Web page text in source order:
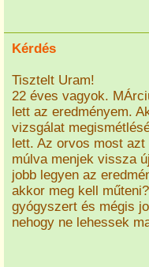
Kérdés
Tisztelt Uram!
22 éves vagyok.
lett az eredményem.
vizsgálat
lett. Az orvos most
múlva menjek vissza
jobb legyen az
akkor meg kell
gyógyszert és mégis
nehogy ne lehessek